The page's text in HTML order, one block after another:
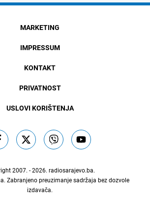
MARKETING
IMPRESSUM
KONTAKT
PRIVATNOST
USLOVI KORIŠTENJA
2007. - 2026. radiosarajevo.ba.
Zabranjeno preuzimanje sadržaja bez dozvole
izdavača.